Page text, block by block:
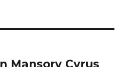
Mansory Cyrus